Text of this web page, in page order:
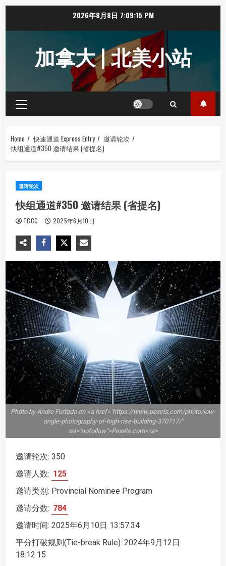
2026年8月8日 7:09:15 PM
加拿大 | 北美小站
Primary
Menu
Home 快速通道 Express Entry
邀请轮次
快组通道#350 邀请结果 (省提名)
邀请轮次
快组通道#350 邀请结果 (省提名)
TCCC 2025年6月10日
Photo by Andre Furtado on <a href="https://www.pexels.com/photo/low-
angle-photography-of-high-rise-building-370717/"
rel="nofollow">Pexels.com</a>
邀请轮次: 350
邀请人数: 125
邀请类别: Provincial Nominee Program
邀请分数: 784
邀请时间: 2025年6月10日 13:57:34
平分打破规则(Tie-break Rule): 2024年9月12日
18:12:15